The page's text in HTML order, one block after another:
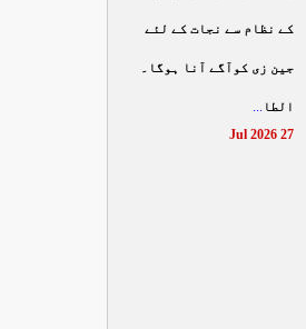
کے نظام سے نجات کے لئے
جین زی کوآگے آنا ہوگا۔
الطا ...
27 Jul 2026